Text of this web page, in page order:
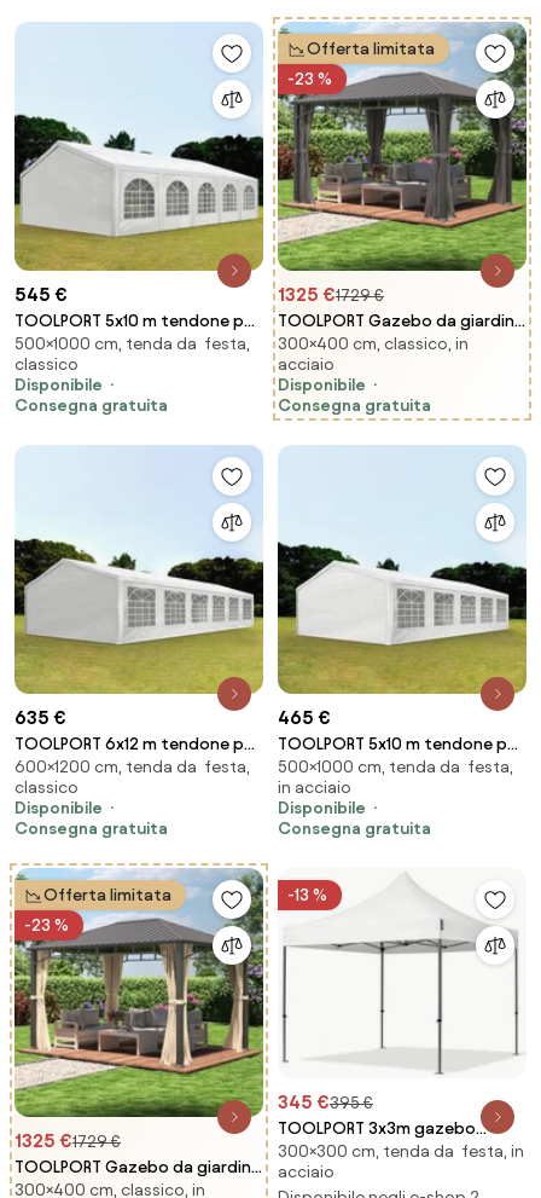
545 €
TOOLPORT 5x10 m tendone per
feste, PE 450, bianco - (91116)
500×1000 cm, tenda da festa,
classico
Disponibile
Consegna gratuita
Offerta limitata
-23 %
1325 €1729 €
TOOLPORT Gazebo da giardino
Hardtop Sunset Superior, loft
grigio, 3x4 m - (300194)
300×400 cm, classico, in
acciaio
Disponibile
Consegna gratuita
635 €
TOOLPORT 6x12 m tendone per
feste, PE 350, bianco - (90109)
600×1200 cm, tenda da festa,
classico
Disponibile
Consegna gratuita
465 €
TOOLPORT 5x10 m tendone per
feste, PE 350, bianco - (90104)
500×1000 cm, tenda da festa,
in acciaio
Disponibile
Consegna gratuita
Offerta limitata
-23 %
1325 €1729 €
TOOLPORT Gazebo da giardino
Hardtop Sunset Superior,
300×400 cm, classico, in
-13 %
345 €395 €
TOOLPORT 3x3m gazebo
pieghevole, PREMIUM acciaio,
bianco - (600034)
300×300 cm, tenda da festa, in
acciaio